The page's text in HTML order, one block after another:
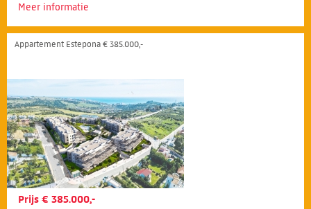
Meer informatie
Appartement Estepona € 385.000,-
Prijs € 385.000,-